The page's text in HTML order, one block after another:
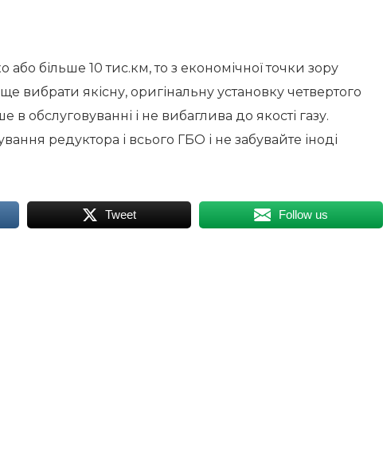
більше 10 тис.км, то з економічної точки зору
вибрати якісну, оригінальну установку четвертого
в обслуговуванні і не вибаглива до якості газу.
редуктора і всього ГБО і не забувайте іноді
Tweet Follow us